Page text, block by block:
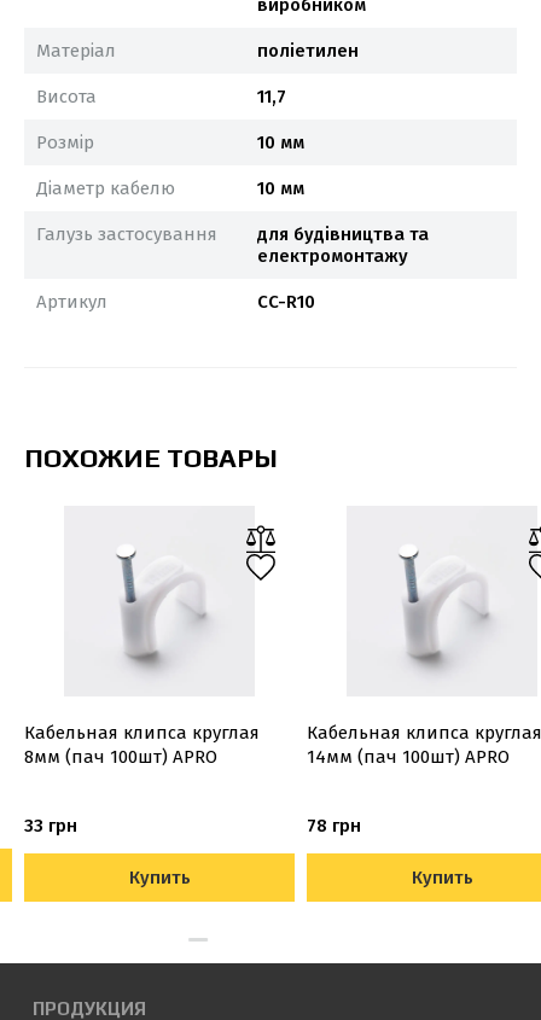
виробником
Матеріал поліетилен
Висота 11,7
Розмір 10 мм
Діаметр кабелю 10 мм
Галузь застосування
для будівництва та
електромонтажу
Артикул CC-R10
ПОХОЖИЕ ТОВАРЫ
Кабельная клипса круглая
8мм (пач 100шт) APRO
33 грн
Купить
Кабельная клипса круглая
14мм (пач 100шт) APRO
78 грн
Купить
ПРОДУКЦИЯ